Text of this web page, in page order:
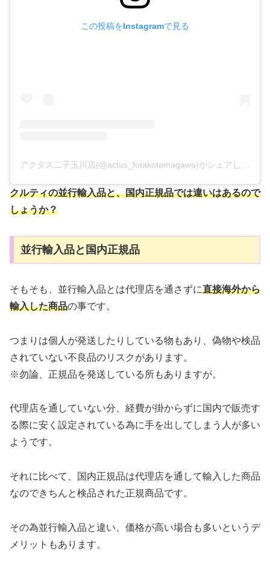
この投稿をInstagramで見る
アクタス二子玉川店(@actus_futakotamagawa)がシェアした投稿
クルティの並行輸入品と、国内正規品では違いはあるので
しょうか？
並行輸入品と国内正規品
そもそも、並行輸入品とは代理店を通さずに直接海外から
輸入した商品の事です。
つまりは個人が発送したりしている物もあり、偽物や検品
されていない不良品のリスクがあります。
※勿論、正規品を発送している所もありますが。
代理店を通していない分、経費が掛からずに国内で販売す
る際に安く設定されている為に手を出してしまう人が多い
ようです。
それに比べて、国内正規品は代理店を通して輸入した商品
なのできちんと検品された正規商品です。
その為並行輸入品と違い、価格が高い場合も多いというデ
メリットもあります。